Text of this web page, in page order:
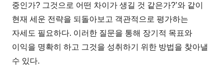
중인가? 그것으로 어떤 차이가 생길 것 같은가?’와 같이
현재 세운 전략을 되돌아보고 객관적으로 평가하는
자세도 필요하다. 이러한 질문을 통해 장기적 목표와
이익을 명확히 하고 그것을 성취하기 위한 방법을 찾아낼
수 있다.